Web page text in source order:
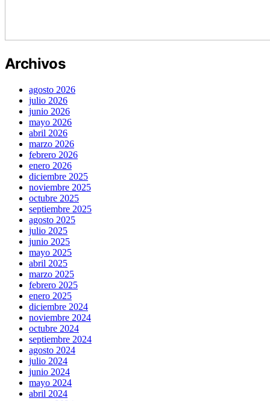
Archivos
agosto 2026
julio 2026
junio 2026
mayo 2026
abril 2026
marzo 2026
febrero 2026
enero 2026
diciembre 2025
noviembre 2025
octubre 2025
septiembre 2025
agosto 2025
julio 2025
junio 2025
mayo 2025
abril 2025
marzo 2025
febrero 2025
enero 2025
diciembre 2024
noviembre 2024
octubre 2024
septiembre 2024
agosto 2024
julio 2024
junio 2024
mayo 2024
abril 2024